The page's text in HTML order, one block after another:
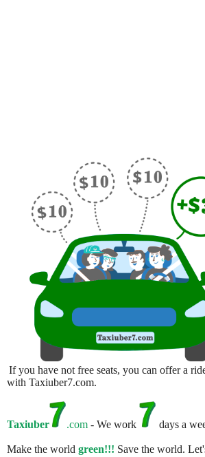
If you have not free seats, you can offer a
with Taxiuber7.com.
Taxiuber .com - We work days a
Make the world green!!! Save the world.